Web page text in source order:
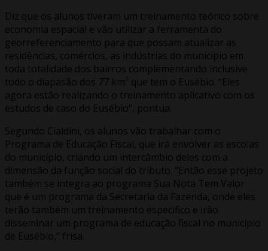
Diz que os alunos tiveram um treinamento teórico sobre
economia espacial e vão utilizar a ferramenta do
georreferenciamento para que possam atualizar as
residências, comércios, as indústrias do município em
toda totalidade dos bairros complementando inclusive
todo o diapasão dos 77 km² que tem o Eusébio. “Eles
agora estão realizando o treinamento aplicativo com os
estudos de caso do Eusébio”, pontua.
Segundo Cialdini, os alunos vão trabalhar com o
Programa de Educação Fiscal, que irá envolver as escolas
do município, criando um intercâmbio deles com a
dimensão da função social do tributo. “Então esse projeto
também se integra ao programa Sua Nota Tem Valor
que é um programa da Secretaria da Fazenda, onde eles
terão também um treinamento especifico e irão
disseminar um programa de educação fiscal no município
de Eusébio,” frisa.